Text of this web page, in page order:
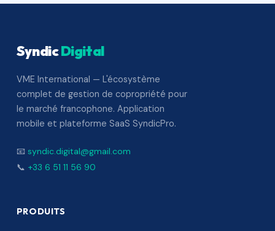
SyndicDigital
VME International — L'écosystème
complet de gestion de copropriété pour
le marché francophone. Application
mobile et plateforme SaaS SyndicPro.
📧 syndic.digital@gmail.com
📞 +33 6 51 11 56 90
PRODUITS